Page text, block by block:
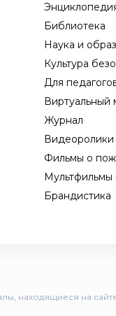
Библиотека
Наука и
Культура
Для
Виртуальный
Журнал
Видеоролики
Фильмы о
Брандистика
находящиеся на